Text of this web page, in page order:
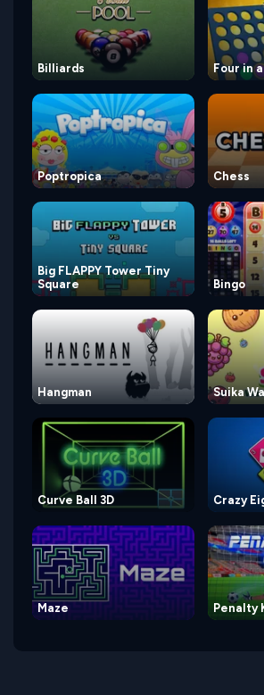
Billiards Four in
Poptropica Chess
Big FLAPPY Tower Tiny
Square
Bingo
Hangman Suika
Curve Ball 3D Crazy
Maze Penalty